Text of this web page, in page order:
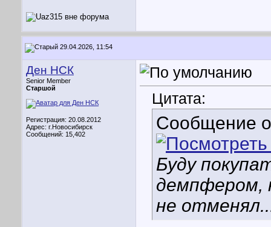
29.04.2026, 11:54
Ден НСК
Senior Member
Старшой
Регистрация: 20.08.2012
Адрес: г.Новосибирск
Сообщений: 15,402
Цитата:
Сообщение
Буду
демпфером,
не